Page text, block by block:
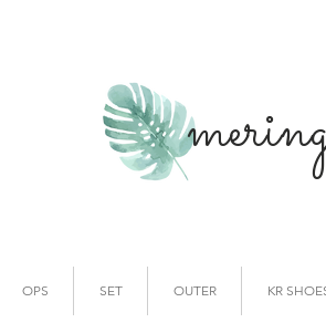
OPS SET OUTER KR